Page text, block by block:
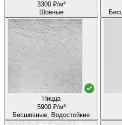
3300 ₽/м²
Шовные
Ницца
5900 ₽/м²
Бесшовные, Водостойкие